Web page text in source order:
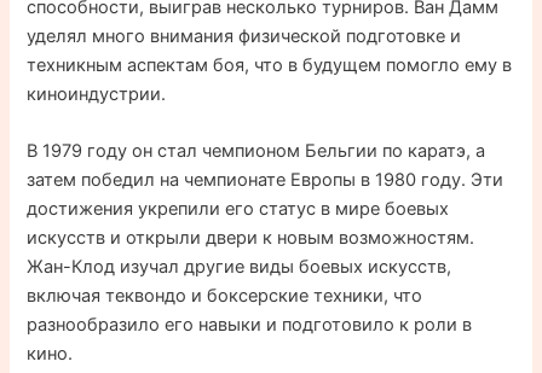
способности, выиграв несколько турниров. Ван Дамм
уделял много внимания физической подготовке и
техникным аспектам боя, что в будущем помогло ему в
киноиндустрии.
В 1979 году он стал чемпионом Бельгии по каратэ, а
затем победил на чемпионате Европы в 1980 году. Эти
достижения укрепили его статус в мире боевых
искусств и открыли двери к новым возможностям.
Жан-Клод изучал другие виды боевых искусств,
включая теквондо и боксерские техники, что
разнообразило его навыки и подготовило к роли в
кино.